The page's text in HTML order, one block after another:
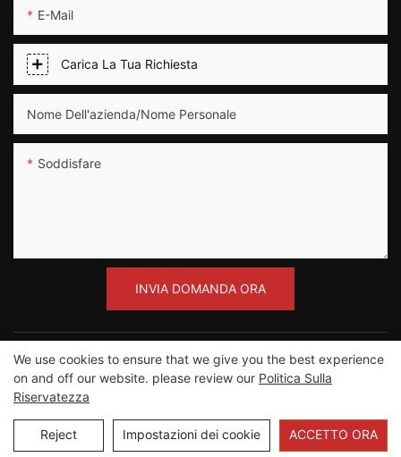
E-Mail
Carica La Tua Richiesta
Nome Dell'azienda/Nome Personale
Soddisfare
INVIA DOMANDA ORA
Copyright ©2012-2023 Guangzhou Road Sunshine
Sports Wear co.,Ltd | Mappa del sito
We use cookies to ensure that we give you the best experience
on and off our website. please review our Politica Sulla
Riservatezza
Reject Impostazioni dei cookie ACCETTO ORA